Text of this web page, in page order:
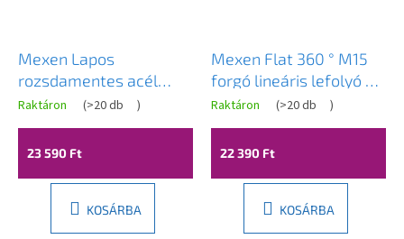
Mexen Lapos
rozsdamentes acél
zuhanyfolyó 60 cm
minta M01, fekete,
1720060-15
Raktáron (>20 db )
23 590 Ft
KOSÁRBA
Mexen Flat 360 ° M15
forgó lineáris lefolyó 80
cm króm - 1024 080-40
Raktáron (>20 db )
22 390 Ft
KOSÁRBA